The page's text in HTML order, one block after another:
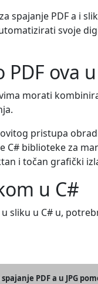
spajanje PDF a i
svoje
ova
morati
pristupa
biblioteke za
i točan grafički
u C#
sliku u C# u,
PDF a u JPG